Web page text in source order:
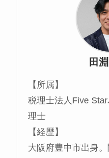
田
【所属】
税理士法人Five
理士
【経歴】
大阪府豊中市出身